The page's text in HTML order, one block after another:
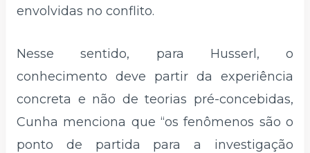
envolvidas no conflito.
Nesse sentido, para Husserl, o
conhecimento deve partir da experiência
concreta e não de teorias pré-concebidas,
Cunha menciona que “os fenômenos são o
ponto de partida para a investigação